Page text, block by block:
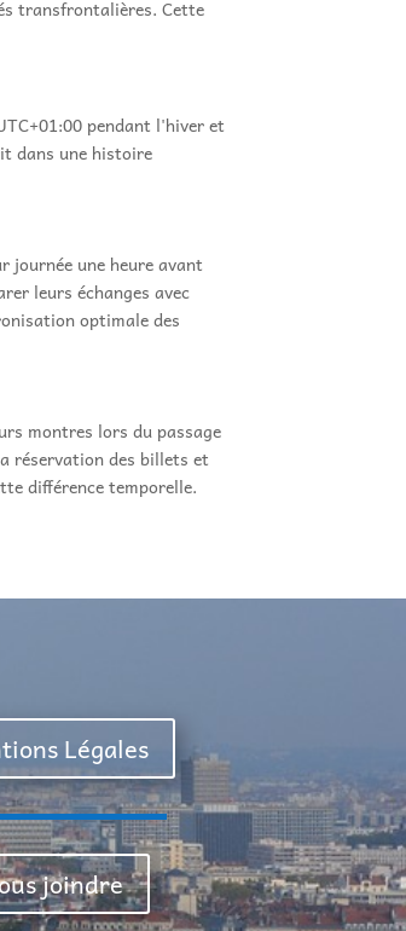
transfrontalières. Cette
pendant l'hiver et
dans une histoire
journée une heure avant
leurs échanges avec
optimale des
montres lors du passage
réservation des billets et
différence temporelle.
Légales
joindre